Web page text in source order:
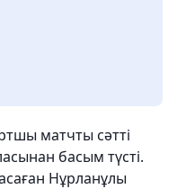
матчты сәтті
басым түсті.
Нұрланұлы